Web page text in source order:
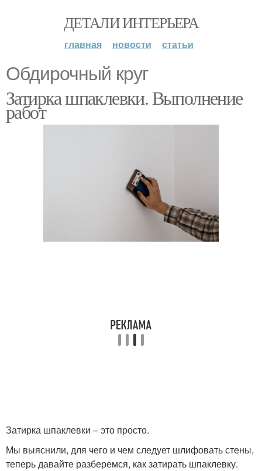
ДЕТАЛИ ИНТЕРЬЕРА
главная новости статьи
Обдирочный круг
Затирка шпаклевки. Выполнение
работ
Затирка шпаклевки – это просто.
Мы выяснили, для чего и чем следует шлифовать стены,
теперь давайте разберемся, как затирать шпаклевку.